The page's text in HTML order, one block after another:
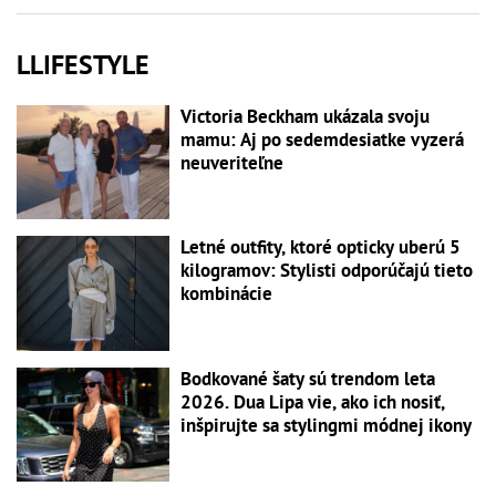
LLIFESTYLE
Victoria Beckham ukázala svoju
mamu: Aj po sedemdesiatke vyzerá
neuveriteľne
Letné outfity, ktoré opticky uberú 5
kilogramov: Stylisti odporúčajú tieto
kombinácie
Bodkované šaty sú trendom leta
2026. Dua Lipa vie, ako ich nosiť,
inšpirujte sa stylingmi módnej ikony